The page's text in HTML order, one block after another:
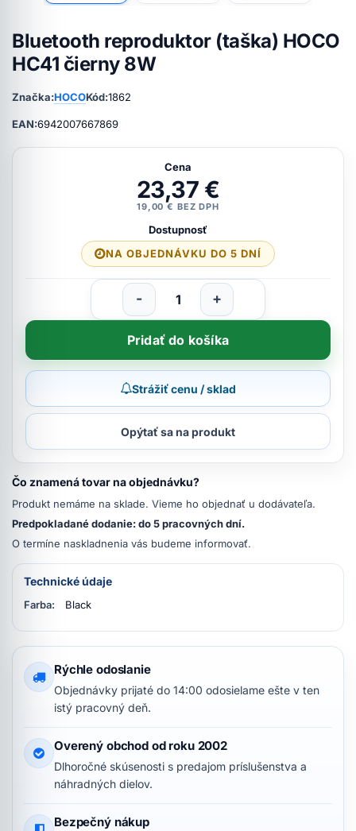
Bluetooth reproduktor (taška) HOCO
HC41 čierny 8W
Značka:HOCOKód:1862
EAN:6942007667869
Cena
23,37 €
19,00 € BEZ DPH
Dostupnosť
NA OBJEDNÁVKU DO 5 DNÍ
- +
Pridať do košíka
Strážiť cenu / sklad
Opýtať sa na produkt
Čo znamená tovar na objednávku?
Produkt nemáme na sklade. Vieme ho objednať u dodávateľa.
Predpokladané dodanie: do 5 pracovných dní.
O termíne naskladnenia vás budeme informovať.
Technické údaje
Farba: Black
Rýchle odoslanie
Objednávky prijaté do 14:00 odosielame ešte v ten
istý pracovný deň.
Overený obchod od roku 2002
Dlhoročné skúsenosti s predajom príslušenstva a
náhradných dielov.
Bezpečný nákup